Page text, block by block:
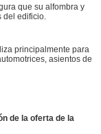
que su alfombra y
del edificio.
principalmente para
asientos de
de la oferta de la